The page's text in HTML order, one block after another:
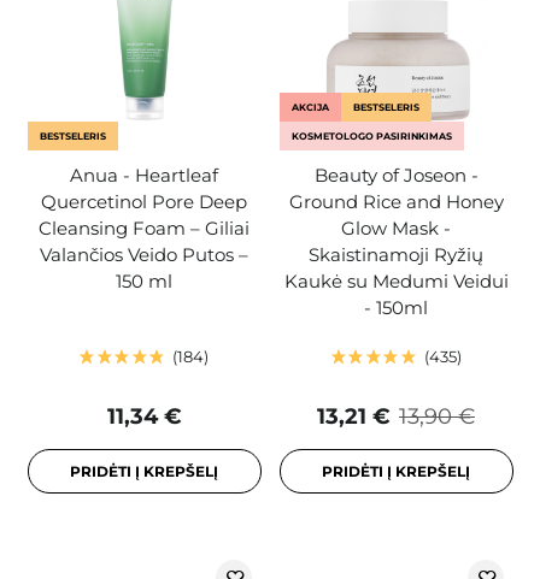
BESTSELERIS
Anua - Heartleaf
Quercetinol Pore Deep
Cleansing Foam – Giliai
Valančios Veido Putos –
150 ml
184
11,34 €
PRIDĖTI Į KREPŠELĮ
AKCIJA BESTSELERIS
KOSMETOLOGO PASIRINKIMAS
Beauty of Joseon -
Ground Rice and Honey
Glow Mask -
Skaistinamoji Ryžių
Kaukė su Medumi Veidui
- 150ml
435
13,90 €
13,21 €
PRIDĖTI Į KREPŠELĮ